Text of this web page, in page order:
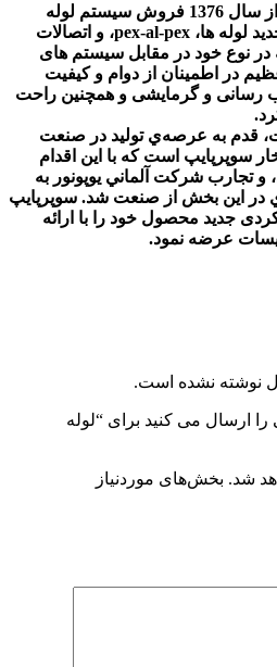
این شرکت با 26 سال سابقه از سال 1376 فروش سیستم لوله
کشی تولیدی خود را با نسل جديد لوله ها، pex-al-pex، و اتصالات
در نوع خود در مقابل سیستم های
در اطمينان از دوام و كيفيت
رسانی و گرمایشی و همچنين راحت
قدم به عرصه‌ي توليد در صنعت
سوپرپايپ است كه با اين اقدام
تجارب شركت آلماني يوپونور به
اين بخش از صنعت شد. سوپرپایپ
جدید محصول خود را با ارائه
عرضه نمود.
نوشته نشده است.
را ارسال می کنید برای “لوله
شد. بخش‌های موردنیاز